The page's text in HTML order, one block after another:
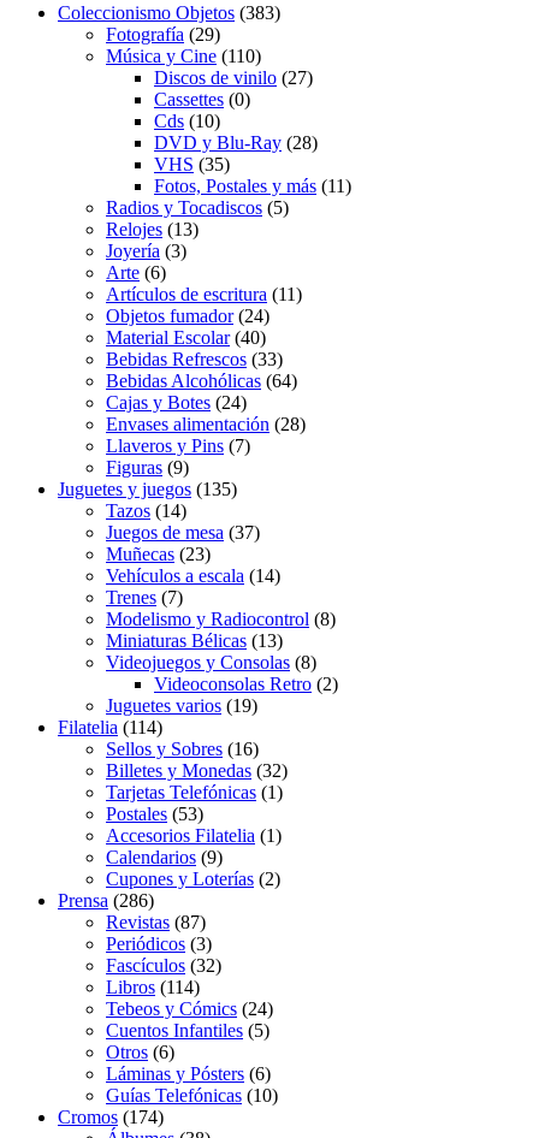
Coleccionismo Objetos (383)
Fotografía (29)
Música y Cine (110)
Discos de vinilo (27)
Cassettes (0)
Cds (10)
DVD y Blu-Ray (28)
VHS (35)
Fotos, Postales y más (11)
Radios y Tocadiscos (5)
Relojes (13)
Joyería (3)
Arte (6)
Artículos de escritura (11)
Objetos fumador(24)
Material Escolar(40)
Bebidas Refrescos (33)
Bebidas Alcohólicas (64)
Cajas y Botes (24)
Envases alimentación (28)
Llaveros y Pins (7)
Figuras (9)
Juguetes y juegos (135)
Tazos (14)
Juegos de mesa (37)
Muñecas (23)
Vehículos a escala (14)
Trenes (7)
Modelismo y Radiocontrol (8)
Miniaturas Bélicas (13)
Videojuegos y Consolas (8)
Videoconsolas Retro (2)
Juguetes varios (19)
Filatelia (114)
Sellos y Sobres (16)
Billetes y Monedas (32)
Tarjetas Telefónicas (1)
Postales (53)
Accesorios Filatelia (1)
Calendarios (9)
Cupones y Loterías (2)
Prensa (286)
Revistas (87)
Periódicos (3)
Fascículos (32)
Libros (114)
Tebeos y Cómics (24)
Cuentos Infantiles (5)
Otros (6)
Láminas y Pósters (6)
Guías Telefónicas (10)
Cromos (174)